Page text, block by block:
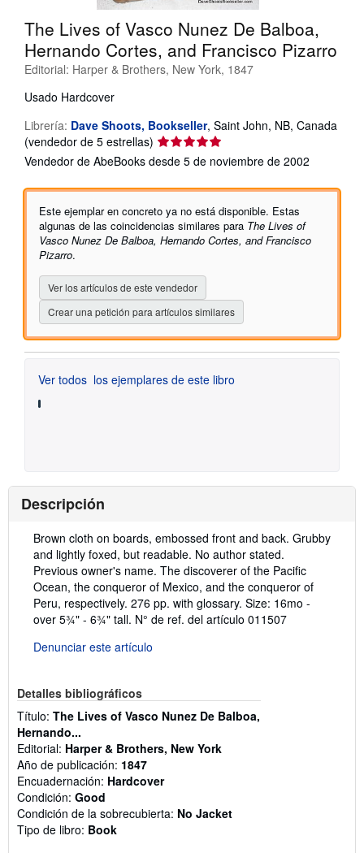
CERRAR
The Lives of Vasco Nunez De Balboa,
Hernando Cortes, and Francisco Pizarro
Editorial: Harper & Brothers, New York, 1847
Usado Hardcover
Librería: Dave Shoots, Bookseller, Saint John, NB, Canada
(vendedor de 5 estrellas) Calificación
del
5
de
5
estrellas
Vendedor de AbeBooks desde 5 de noviembre de 2002
Este ejemplar en concreto ya no está disponible. Estas
algunas de las coincidencias similares para The Lives of
Vasco Nunez De Balboa, Hernando Cortes, and Francisco
Pizarro.
Ver los artículos de este vendedor
Crear una petición para artículos similares
Ver todos los ejemplares de este libro
Descripción
Descripción:
Brown cloth on boards, embossed front and back. Grubby
and lightly foxed, but readable. No author stated.
Previous owner's name. The discoverer of the Pacific
Ocean, the conqueror of Mexico, and the conqueror of
Peru, respectively. 276 pp. with glossary. Size: 16mo -
over 5¾" - 6¾" tall. N° de ref. del artículo 011507
Denunciar este artículo
Detalles bibliográficos
Título: The Lives of Vasco Nunez De Balboa,
Hernando...
Editorial: Harper & Brothers, New York
Año de publicación: 1847
Encuadernación: Hardcover
Condición: Good
Condición de la sobrecubierta: No Jacket
Tipo de libro: Book